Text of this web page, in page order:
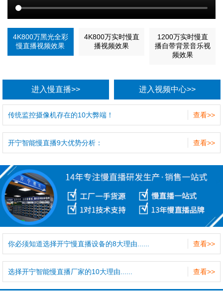
4K800万黑光全彩
慢直播视频效果
4K800万实时慢直
播视频效果
1200万实时慢直
播自带背景音乐视
频效果
进入慢直播>> 进入视频中心>>
查看>>
传统监控摄像机存在的10大弊端！
查看>>
开宁智能慢直播9大优势分析：
查看>>
你必须知道选择开宁慢直播设备的8大理由......
查看>>
选择开宁智能慢直播厂家的10大理由......